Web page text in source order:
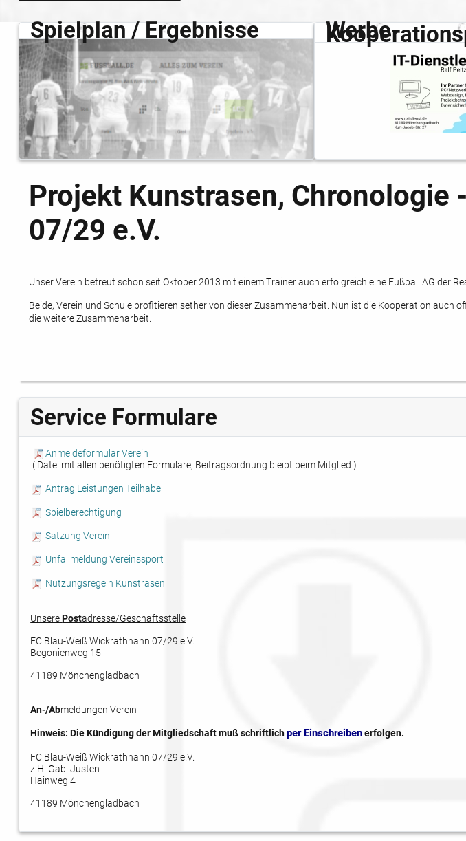
Spielplan / Ergebnisse Werbe-
Projekt Kunstrasen, Chronologie
07/29 e.V.
Unser Verein betreut schon seit Oktober 2013 mit einem Trainer auch erfolgreich eine Fußball AG der
Beide, Verein und Schule profitieren sether von dieser Zusammenarbeit. Nun ist die Kooperation auch
die weitere Zusammenarbeit.
Service Formulare
Anmeldeformular Verein
( Datei mit allen benötigten Formulare, Beitragsordnung bleibt beim Mitglied )
Antrag Leistungen Teilhabe
Spielberechtigung
Satzung Verein
Unfallmeldung Vereinssport
Nutzungsregeln Kunstrasen
UnserePostadresse/Geschäftsstelle
FC Blau-Weiß Wickrathhahn 07/29 e.V.
Begonienweg 15
41189 Mönchengladbach
An-/Abmeldungen Verein
Hinweis: Die Kündigung der Mitgliedschaft muß schriftlichper Einschreibenerfolgen.
FC Blau-Weiß Wickrathhahn 07/29 e.V.
z.H. Gabi Justen
Hainweg 4
41189 Mönchengladbach